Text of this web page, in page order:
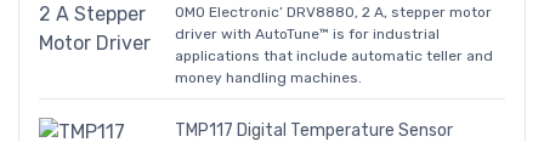
OMO Electronic’ DRV8880, 2 A, stepper motor
driver with AutoTune™ is for industrial
applications that include automatic teller and
money handling machines.
TMP117 Digital Temperature Sensor